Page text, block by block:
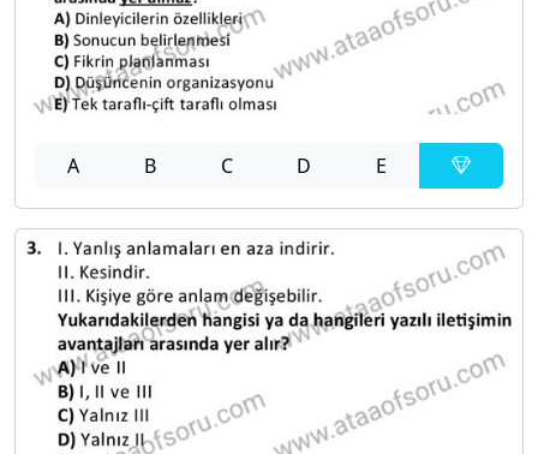
A B C D E